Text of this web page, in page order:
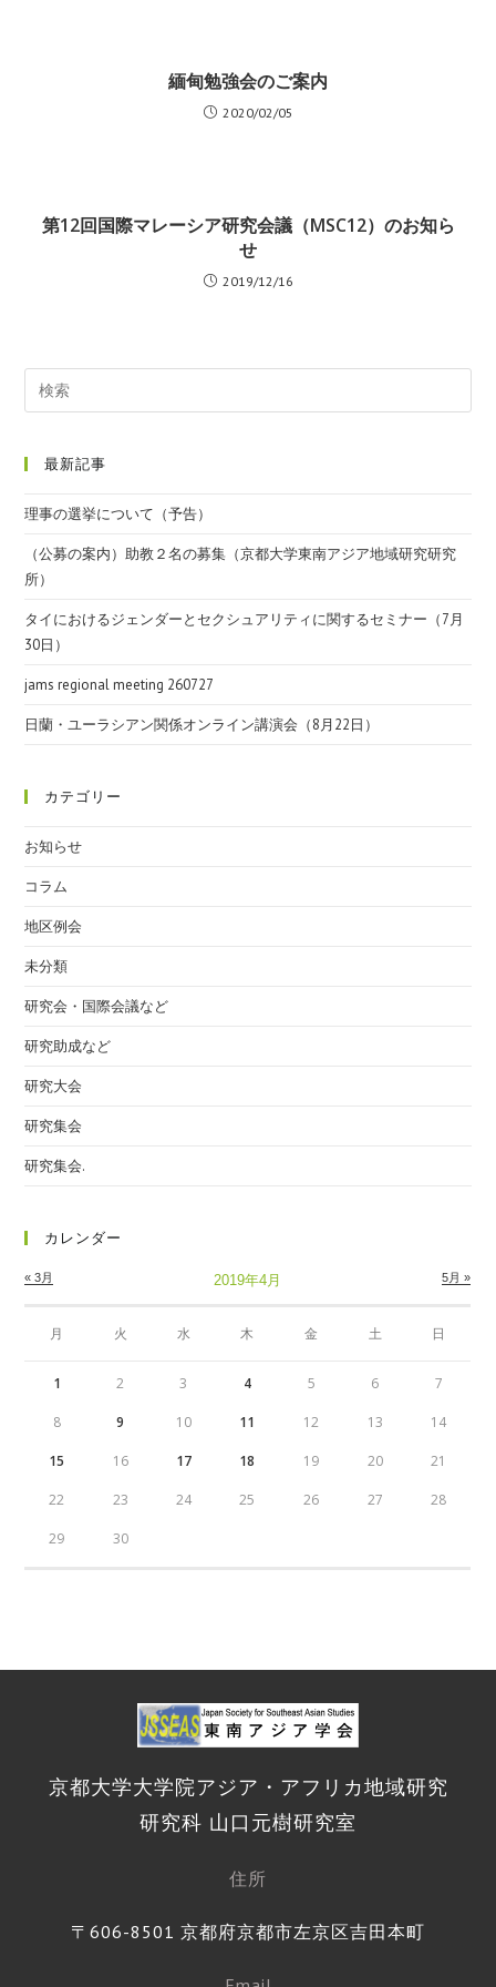
緬甸勉強会のご案内
2020/02/05
第12回国際マレーシア研究会議（MSC12）のお知ら
せ
2019/12/16
最新記事
理事の選挙について（予告）
（公募の案内）助教２名の募集（京都大学東南アジア地域研究研究
所）
タイにおけるジェンダーとセクシュアリティに関するセミナー（7月
30日）
jams regional meeting 260727
日蘭・ユーラシアン関係オンライン講演会（8月22日）
カテゴリー
お知らせ
コラム
地区例会
未分類
研究会・国際会議など
研究助成など
研究大会
研究集会
研究集会.
カレンダー
2019年4月
月 火 水 木 金 土 日
« 3月 5月 »
1 2 3 4 5 6 7
8 9 10 11 12 13 14
15 16 17 18 19 20 21
22 23 24 25 26 27 28
29 30
京都大学大学院アジア・アフリカ地域研究
研究科 山口元樹研究室
住所
〒606-8501 京都府京都市左京区吉田本町